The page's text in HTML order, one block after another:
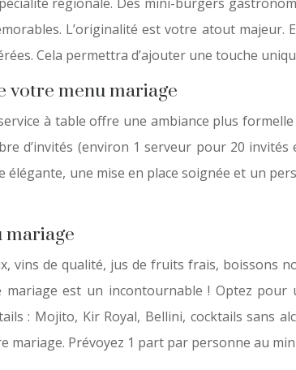
L’originalité est votre atout majeur.
Cela permettra d’ajouter une touche
votre menu mariage
à table offre une ambiance plus
d’invités (environ 1 serveur pour 20
une mise en place soignée et un
mariage
vins de qualité, jus de fruits frais, boissons
est un incontournable ! Optez
: Mojito, Kir Royal, Bellini, cocktails sans
mariage. Prévoyez 1 part par personne au